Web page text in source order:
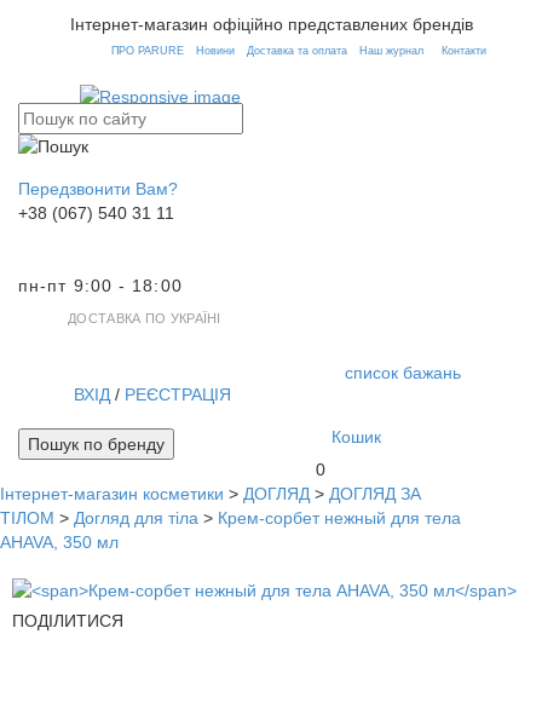
Інтернет-магазин офіційно представлених брендів
ПРО PARURE Новини Доставка та оплата Наш журнал Контакти
Передзвонити Вам?
+38 (067) 540 31 11
пн-пт 9:00 - 18:00
ДОСТАВКА ПО УКРАЇНІ
список бажань
ВХІД / РЕЄСТРАЦІЯ
Кошик
0
Пошук по бренду
Інтернет-магазин косметики > ДОГЛЯД > ДОГЛЯД ЗА
ТІЛОМ > Догляд для тіла > Крем-сорбет нежный для тела
AHAVA, 350 мл
ПОДІЛИТИСЯ